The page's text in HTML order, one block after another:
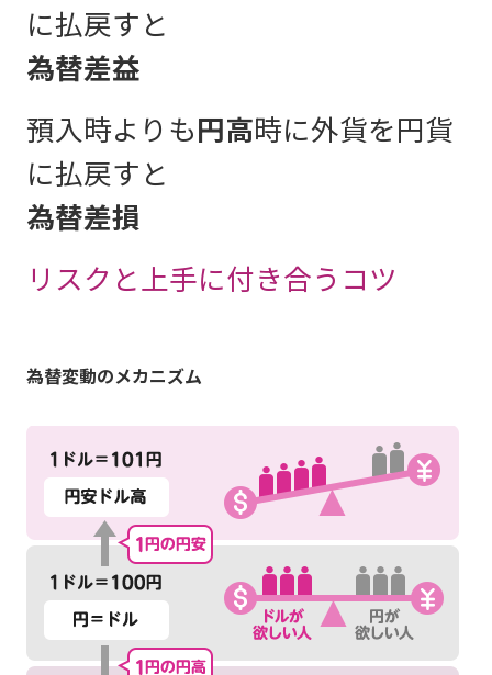
に払戻すと
為替差益
預入時よりも円高時に外貨を円貨
に払戻すと
為替差損
リスクと上手に付き合うコツ
為替変動のメカニズム